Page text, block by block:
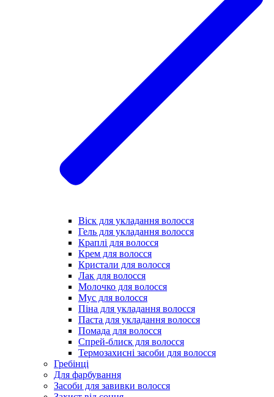
Віск для укладання волосся
Гель для укладання волосся
Краплі для волосся
Крем для волосся
Кристали для волосся
Лак для волосся
Молочко для волосся
Мус для волосся
Піна для укладання волосся
Паста для укладання волосся
Помада для волосся
Спрей-блиск для волосся
Термозахисні засоби для волосся
Гребінці
Для фарбування
Засоби для завивки волосся